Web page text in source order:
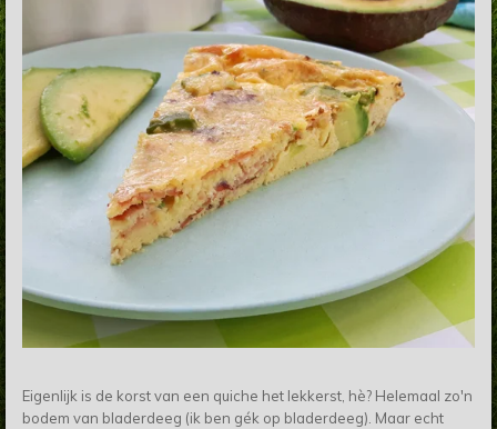
Eigenlijk is de korst van een quiche het lekkerst, hè? Helemaal zo'n
bodem van bladerdeeg (ik ben gék op bladerdeeg). Maar echt